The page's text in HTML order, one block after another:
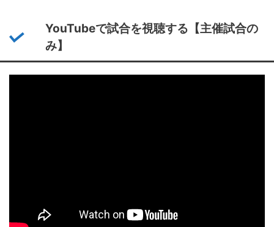
YouTubeで試合を視聴する【主催試合の
み】